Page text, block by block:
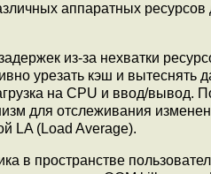
аппаратных ресурсов
из-за нехватки
урезать кэш и вытеснять
на CPU и ввод/вывод.
для отслеживания
LA (Load Average).
в пространстве